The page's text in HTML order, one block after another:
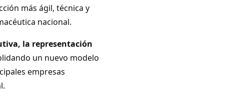
más ágil, técnica y
nacional.
la representación
un nuevo modelo
empresas